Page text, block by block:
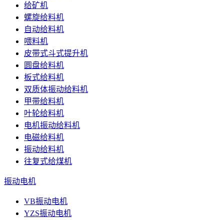
给矿机
螺旋给料机
自动给料机
喂料机
皮带式斗式提升机
圆盘给料机
板式给料机
双质体振动给料机
甲带给料机
叶轮给料机
电机振动给料机
电磁给料机
振动给料机
往复式给煤机
振动电机
VB振动电机
YZS振动电机